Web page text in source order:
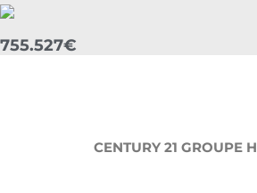
755.527€
CENTURY 21 GROUPE